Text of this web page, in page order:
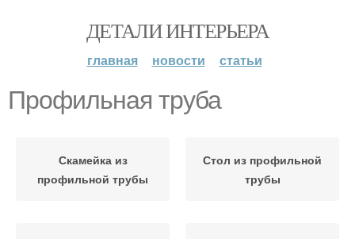
ДЕТАЛИ ИНТЕРЬЕРА
главная новости статьи
Профильная труба
Скамейка из
профильной трубы
Стол из профильной
трубы